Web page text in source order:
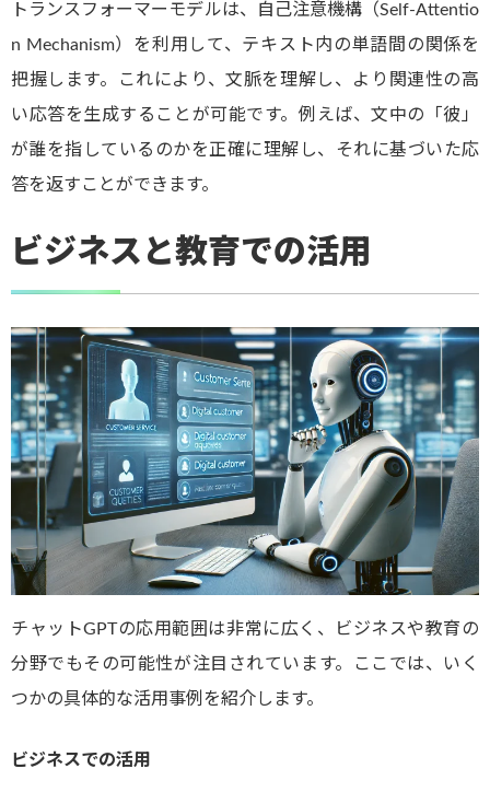
トランスフォーマーモデルは、自己注意機構（Self-Attentio
n Mechanism）を利用して、テキスト内の単語間の関係を
把握します。これにより、文脈を理解し、より関連性の高
い応答を生成することが可能です。例えば、文中の「彼」
が誰を指しているのかを正確に理解し、それに基づいた応
答を返すことができます。
ビジネスと教育での活用
チャットGPTの応用範囲は非常に広く、ビジネスや教育の
分野でもその可能性が注目されています。ここでは、いく
つかの具体的な活用事例を紹介します。
ビジネスでの活用